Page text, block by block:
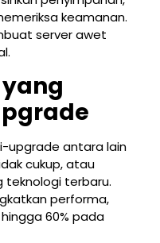
keamanan.
server awet
upgrade antara lain
cukup, atau
teknologi terbaru.
performa,
60% pada